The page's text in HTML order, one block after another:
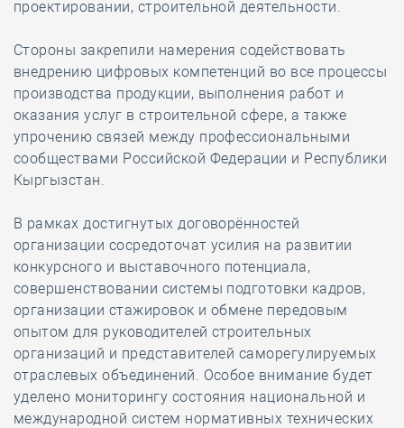
проектировании, строительной деятельности.
Стороны закрепили намерения содействовать
внедрению цифровых компетенций во все процессы
производства продукции, выполнения работ и
оказания услуг в строительной сфере, а также
упрочению связей между профессиональными
сообществами Российской Федерации и Республики
Кыргызстан.
В рамках достигнутых договорённостей
организации сосредоточат усилия на развитии
конкурсного и выставочного потенциала,
совершенствовании системы подготовки кадров,
организации стажировок и обмене передовым
опытом для руководителей строительных
организаций и представителей саморегулируемых
отраслевых объединений. Особое внимание будет
уделено мониторингу состояния национальной и
международной систем нормативных технических